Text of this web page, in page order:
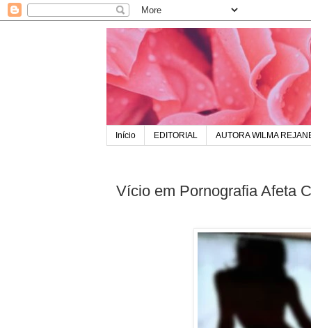
Início EDITORIAL AUTORA WILMA
Vício em Pornografia Afeta